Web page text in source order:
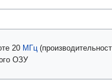
20 МГц
ОЗУ